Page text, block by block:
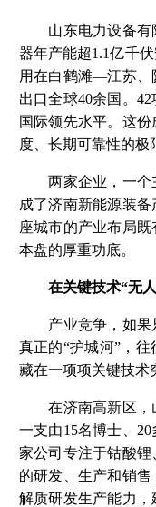
山东电力设备有
器年产能超1.1亿千
用在白鹤滩—江苏、
出口全球40余国。
国际领先水平。这
度、长期可靠性的极
两家企业，一个
成了济南新能源装
座城市的产业布局
本盘的厚重功底。
在关键技术“无
产业竞争，如果只
真正的“护城河”，往
藏在一项项关键技术
在济南高新区，
一支由15名博士、
家公司专注于钴酸
的研发、生产和销
解质研发生产能力，